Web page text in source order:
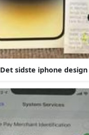
Det sidste iphone design